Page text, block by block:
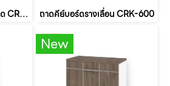
ตู้เอกสารทรงสูง 4 บานเปิด CRM-811 ถาดคีย์บอร์ดรางเลื่อน CRK-600
New